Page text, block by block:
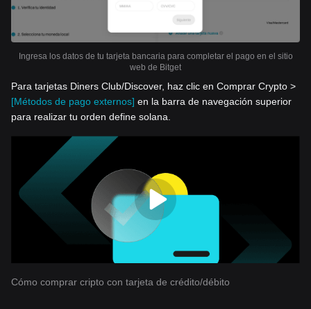
Ingresa los datos de tu tarjeta bancaria para completar el pago en el sitio
web de Bitget
Para tarjetas Diners Club/Discover, haz clic en Comprar Crypto >
[Métodos de pago externos] en la barra de navegación superior
para realizar tu orden define solana.
Cómo comprar cripto con tarjeta de crédito/débito